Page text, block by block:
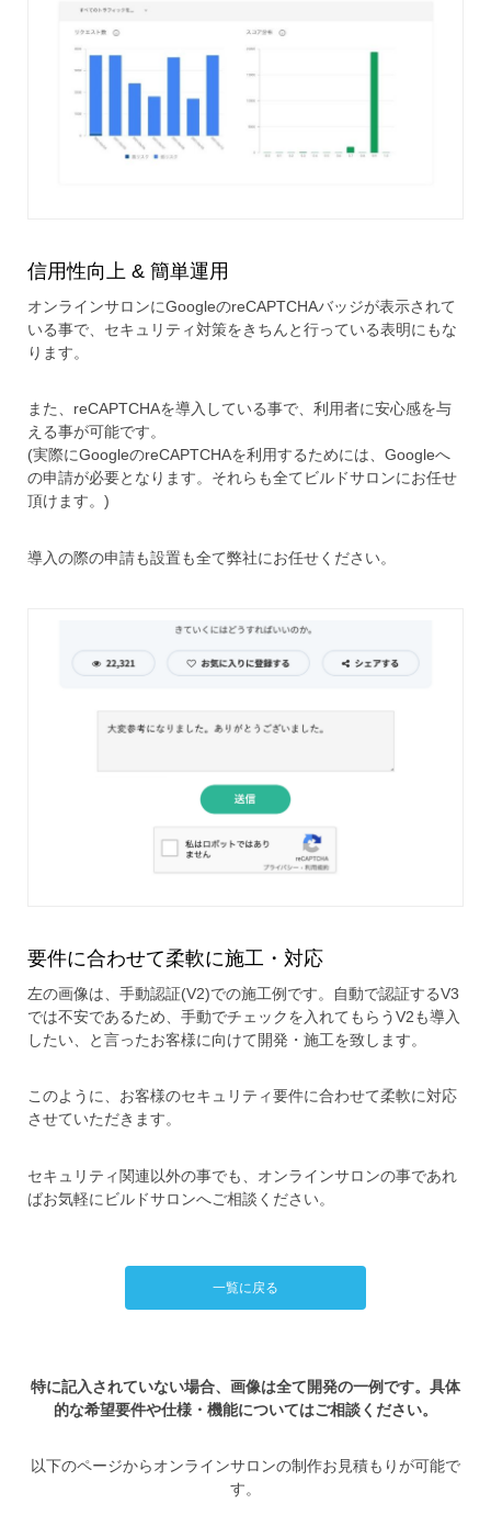
信用性向上 & 簡単運用
オンラインサロンにGoogleのreCAPTCHAバッジが表示されて
いる事で、セキュリティ対策をきちんと行っている表明にもな
ります。
また、reCAPTCHAを導入している事で、利用者に安心感を与
える事が可能です。
(実際にGoogleのreCAPTCHAを利用するためには、Googleへ
の申請が必要となります。それらも全てビルドサロンにお任せ
頂けます。)
導入の際の申請も設置も全て弊社にお任せください。
要件に合わせて柔軟に施工・対応
左の画像は、手動認証(V2)での施工例です。自動で認証するV3
では不安であるため、手動でチェックを入れてもらうV2も導入
したい、と言ったお客様に向けて開発・施工を致します。
このように、お客様のセキュリティ要件に合わせて柔軟に対応
させていただきます。
セキュリティ関連以外の事でも、オンラインサロンの事であれ
ばお気軽にビルドサロンへご相談ください。
一覧に戻る
特に記入されていない場合、画像は全て開発の一例です。具体
的な希望要件や仕様・機能についてはご相談ください。
以下のページからオンラインサロンの制作お見積もりが可能で
す。